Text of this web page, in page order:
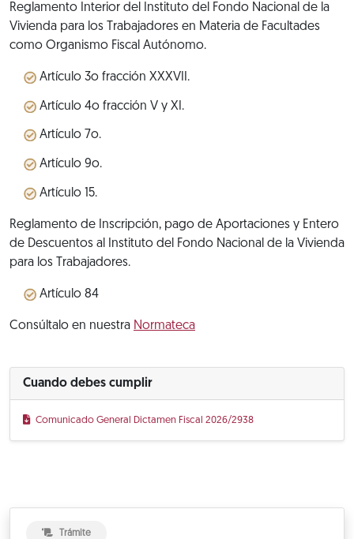
Reglamento Interior del Instituto del Fondo Nacional de la
Vivienda para los Trabajadores en Materia de Facultades
como Organismo Fiscal Autónomo.
Artículo 3o fracción XXXVII.
Artículo 4o fracción V y XI.
Artículo 7o.
Artículo 9o.
Artículo 15.
Reglamento de Inscripción, pago de Aportaciones y Entero
de Descuentos al Instituto del Fondo Nacional de la Vivienda
para los Trabajadores.
Artículo 84
Consúltalo en nuestra Normateca
Cuando debes cumplir
Comunicado General Dictamen Fiscal 2026/2938
Trámite